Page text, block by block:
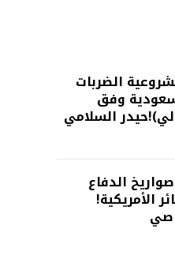
الضربات
وفق
السلامي
الدفاع
الأمريكية!